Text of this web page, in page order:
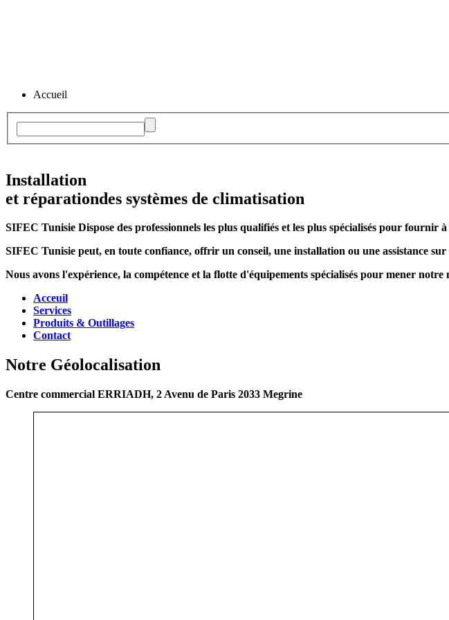
Accueil
Installation
et réparationdes systèmes de climatisation
SIFEC Tunisie Dispose des professionnels les plus qualifiés et les plus spécialisés pour fournir
SIFEC Tunisie peut, en toute confiance, offrir un conseil, une installation ou une assistance sur
Nous avons l'expérience, la compétence et la flotte d'équipements spécialisés pour mener notre
Acceuil
Services
Produits & Outillages
Contact
Notre Géolocalisation
Centre commercial ERRIADH, 2 Avenu de Paris 2033 Megrine